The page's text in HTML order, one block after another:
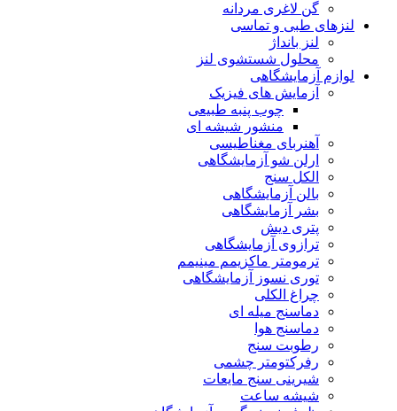
گن لاغری مردانه
لنزهای طبی و تماسی
لنز بانداژ
محلول شستشوی لنز
لوازم آزمایشگاهی
آزمایش های فیزیک
چوب پنبه طبیعی
منشور شیشه ای
آهنربای مغناطیسی
ارلن شو آزمایشگاهی
الکل سنج
بالن آزمایشگاهی
بشر آزمایشگاهی
پتری دیش
ترازوی آزمایشگاهی
ترمومتر ماکزیمم مینیمم
توری نسوز آزمایشگاهی
چراغ الکلی
دماسنج میله ای
دماسنج هوا
رطوبت سنج
رفرکتومتر چشمی
شیرینی سنج مایعات
شیشه ساعت